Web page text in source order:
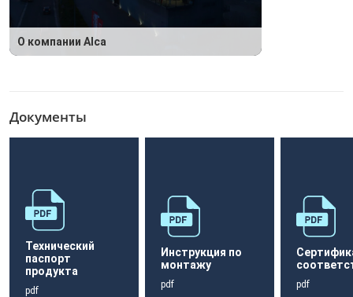
О компании Alca
Документы
Технический
паспорт
продукта
pdf
Инструкция по
монтажу
pdf pdf